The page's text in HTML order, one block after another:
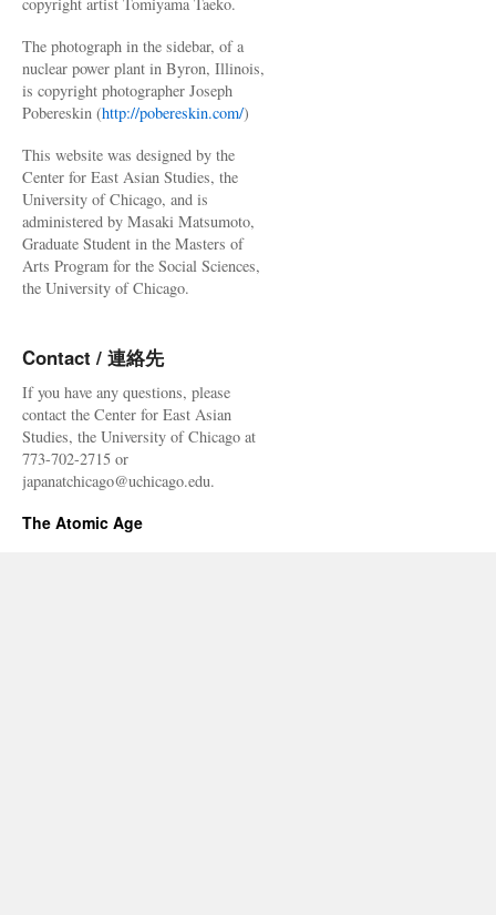
The photograph in the sidebar, of a
nuclear power plant in Byron, Illinois,
is copyright photographer Joseph
Pobereskin (http://pobereskin.com/)
This website was designed by the
Center for East Asian Studies, the
University of Chicago, and is
administered by Masaki Matsumoto,
Graduate Student in the Masters of
Arts Program for the Social Sciences,
the University of Chicago.
Contact / 連絡先
If you have any questions, please
contact the Center for East Asian
Studies, the University of Chicago at
773-702-2715 or
japanatchicago@uchicago.edu.
The Atomic Age